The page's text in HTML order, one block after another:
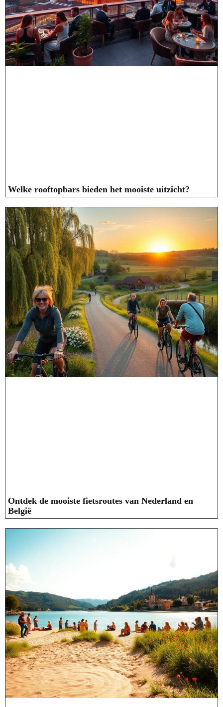
Welke rooftopbars bieden het mooiste uitzicht?
Ontdek de mooiste fietsroutes van Nederland en
België